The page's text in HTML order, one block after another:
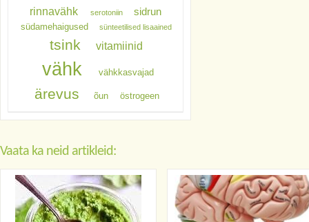
rinnavähk serotoniin sidrun
südamehaigused sünteetilised lisaained
tsink vitamiinid
vähk vähkkasvajad
ärevus õun östrogeen
Vaata ka neid artikleid: